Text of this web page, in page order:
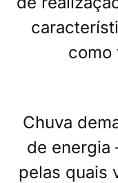
como
Chuva
de energia
pelas quais